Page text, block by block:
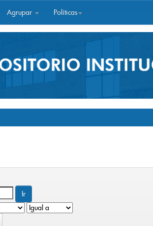
Agrupar Políticas